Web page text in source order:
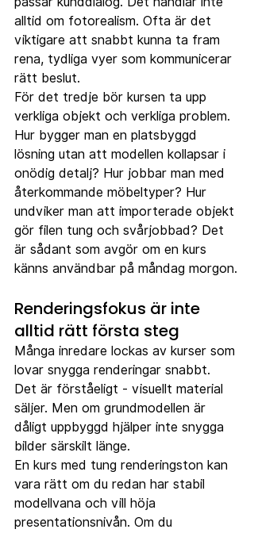
alltid om fotorealism. Ofta är det
viktigare att snabbt kunna ta fram
rena, tydliga vyer som kommunicerar
rätt beslut.
För det tredje bör kursen ta upp
verkliga objekt och verkliga problem.
Hur bygger man en platsbyggd
lösning utan att modellen kollapsar i
onödig detalj? Hur jobbar man med
återkommande möbeltyper? Hur
undviker man att importerade objekt
gör filen tung och svårjobbad? Det
är sådant som avgör om en kurs
känns användbar på måndag morgon.
Renderingsfokus är inte
alltid rätt första steg
Många inredare lockas av kurser som
lovar snygga renderingar snabbt.
Det är förståeligt - visuellt material
säljer. Men om grundmodellen är
dåligt uppbyggd hjälper inte snygga
bilder särskilt länge.
En kurs med tung renderingston kan
vara rätt om du redan har stabil
modellvana och vill höja
presentationsnivån. Om du